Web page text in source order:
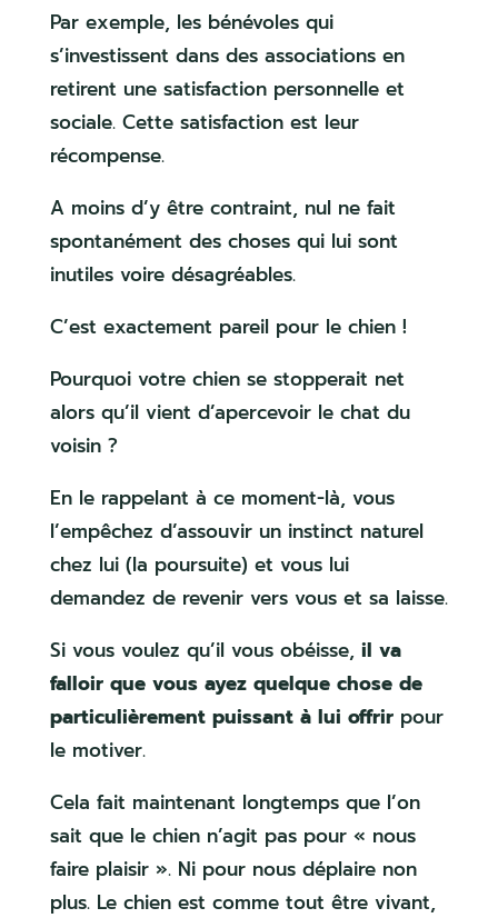
Par exemple, les bénévoles qui
s’investissent dans des associations en
retirent une satisfaction personnelle et
sociale. Cette satisfaction est leur
récompense.
A moins d’y être contraint, nul ne fait
spontanément des choses qui lui sont
inutiles voire désagréables.
C’est exactement pareil pour le chien !
Pourquoi votre chien se stopperait net
alors qu’il vient d’apercevoir le chat du
voisin ?
En le rappelant à ce moment-là, vous
l’empêchez d’assouvir un instinct naturel
chez lui (la poursuite) et vous lui
demandez de revenir vers vous et sa laisse.
Si vous voulez qu’il vous obéisse, il va
falloir que vous ayez quelque chose de
particulièrement puissant à lui offrirpour
le motiver.
Cela fait maintenant longtemps que l’on
sait que le chien n’agit pas pour « nous
faire plaisir ». Ni pour nous déplaire non
plus. Le chien est comme tout être vivant,